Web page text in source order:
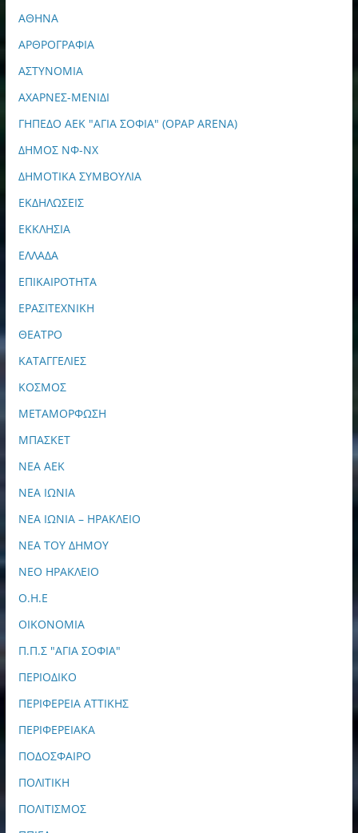
ΑΘΗΝΑ
ΑΡΘΡΟΓΡΑΦΙΑ
ΑΣΤΥΝΟΜΙΑ
ΑΧΑΡΝΕΣ-ΜΕΝΙΔΙ
ΓΗΠΕΔΟ ΑΕΚ "ΑΓΙΑ ΣΟΦΙΑ" (OPAP ARENA)
ΔΗΜΟΣ ΝΦ-ΝΧ
ΔΗΜΟΤΙΚΑ ΣΥΜΒΟΥΛΙΑ
ΕΚΔΗΛΩΣΕΙΣ
ΕΚΚΛΗΣΙΑ
ΕΛΛΑΔΑ
ΕΠΙΚΑΙΡΟΤΗΤΑ
ΕΡΑΣΙΤΕΧΝΙΚΗ
ΘΕΑΤΡΟ
ΚΑΤΑΓΓΕΛΙΕΣ
ΚΟΣΜΟΣ
ΜΕΤΑΜΟΡΦΩΣΗ
ΜΠΑΣΚΕΤ
ΝΕΑ ΑΕΚ
ΝΕΑ ΙΩΝΙΑ
ΝΕΑ ΙΩΝΙΑ – ΗΡΑΚΛΕΙΟ
ΝΕΑ ΤΟΥ ΔΗΜΟΥ
ΝΕΟ ΗΡΑΚΛΕΙΟ
Ο.Η.Ε
ΟΙΚΟΝΟΜΙΑ
Π.Π.Σ "ΑΓΙΑ ΣΟΦΙΑ"
ΠΕΡΙΟΔΙΚΟ
ΠΕΡΙΦΕΡΕΙΑ ΑΤΤΙΚΗΣ
ΠΕΡΙΦΕΡΕΙΑΚΑ
ΠΟΔΟΣΦΑΙΡΟ
ΠΟΛΙΤΙΚΗ
ΠΟΛΙΤΙΣΜΟΣ